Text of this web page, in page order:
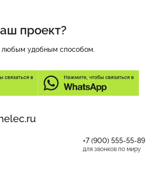
проект?
любым удобным способом.
+7 (900) 555-55-89
для звонков по миру